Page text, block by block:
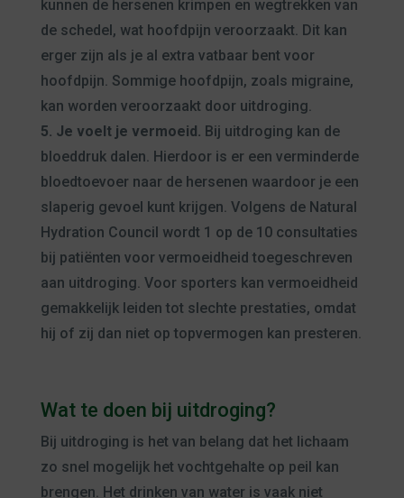
kunnen de hersenen krimpen en wegtrekken van
de schedel, wat hoofdpijn veroorzaakt. Dit kan
erger zijn als je al extra vatbaar bent voor
hoofdpijn. Sommige hoofdpijn, zoals migraine,
kan worden veroorzaakt door uitdroging.
5. Je voelt je vermoeid. Bij uitdroging kan de
bloeddruk dalen. Hierdoor is er een verminderde
bloedtoevoer naar de hersenen waardoor je een
slaperig gevoel kunt krijgen. Volgens de Natural
Hydration Council wordt 1 op de 10 consultaties
bij patiënten voor vermoeidheid toegeschreven
aan uitdroging. Voor sporters kan vermoeidheid
gemakkelijk leiden tot slechte prestaties, omdat
hij of zij dan niet op topvermogen kan presteren.
Wat te doen bij uitdroging?
Bij uitdroging is het van belang dat het lichaam
zo snel mogelijk het vochtgehalte op peil kan
brengen. Het drinken van water is vaak niet